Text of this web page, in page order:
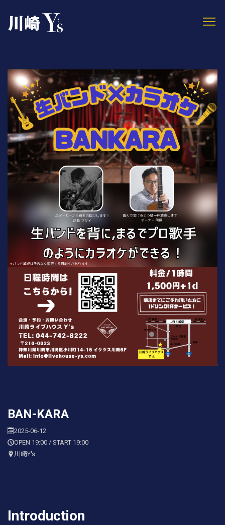
BAN-KARA
2025-06-12
OPEN 19:00 / START 19:00
川崎Y's
Introduction